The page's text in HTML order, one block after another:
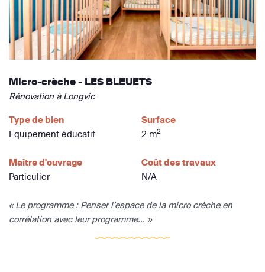
Micro-crèche - LES BLEUETS
Rénovation à Longvic
Type de bien
Equipement éducatif
Surface
2 m2
Maître d'ouvrage
Particulier
Coût des travaux
N/A
« Le programme : Penser l’espace de la micro crèche en
corrélation avec leur programme... »